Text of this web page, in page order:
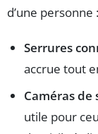
d’une personne :
Serrures
accrue tout
Caméras
utile pour